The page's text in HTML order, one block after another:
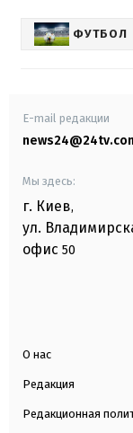
ФУТБОЛ
E-mail редакции
Мы здесь:
г. Киев,
ул.
офис 50
О нас
Редакция
Редакционная